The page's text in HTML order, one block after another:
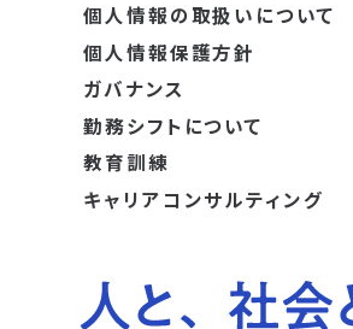
個人情報の取扱いについて
個人情報保護方針
ガバナンス
勤務シフトについて
教育訓練
キャリアコンサルティング